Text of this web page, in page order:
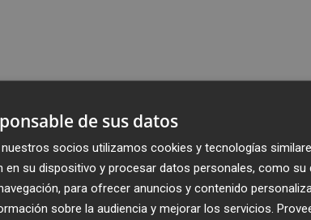
de sus datos
socios utilizamos cookies y tecnologías
en su dispositivo y procesar datos personales, como su
para ofrecer anuncios y contenido
sobre la audiencia y mejorar los servicios.